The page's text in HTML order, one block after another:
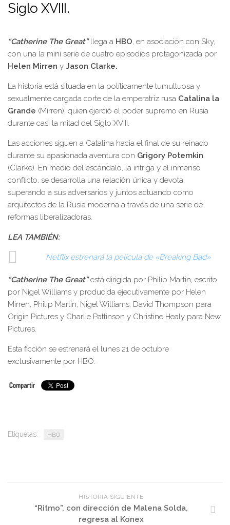
Siglo XVIII.
“Catherine The Great”llega a HBO, en asociación con Sky,
con una la mini serie de cuatro episodios protagonizada por
Helen Mirren y Jason Clarke.
La historia está situada en la políticamente tumultuosa y
sexualmente cargada corte de la emperatriz rusa Catalina la
Grande (Mirren), quien ejerció el poder supremo en Rusia
durante casi la mitad del Siglo XVIII.
Las acciones siguen a Catalina hacia el final de su reinado
durante su apasionada aventura con Grigory Potemkin
(Clarke). En medio del escándalo, la intriga y el inmenso
conflicto, se desarrolla una relación única y devota,
superando a sus adversarios y juntos actuando como
arquitectos de la Rusia moderna a través de una serie de
reformas liberalizadoras.
LEA TAMBIÉN:
Netflix estrenará la película de «Breaking Bad»
“Catherine The Great”está dirigida por Philip Martin, escrito
por Nigel Williams y producida ejecutivamente por Helen
Mirren, Philip Martin, Nigel Williams, David Thompson para
Origin Pictures y Charlie Pattinson y Christine Healy para New
Pictures.
Esta ficción se estrenará el lunes 21 de octubre
exclusivamente por HBO.
Etiquetas: HBO
HISTORIA SIGUIENTE
“Ritmo”, con dirección de Malena Solda,
regresa al Konex